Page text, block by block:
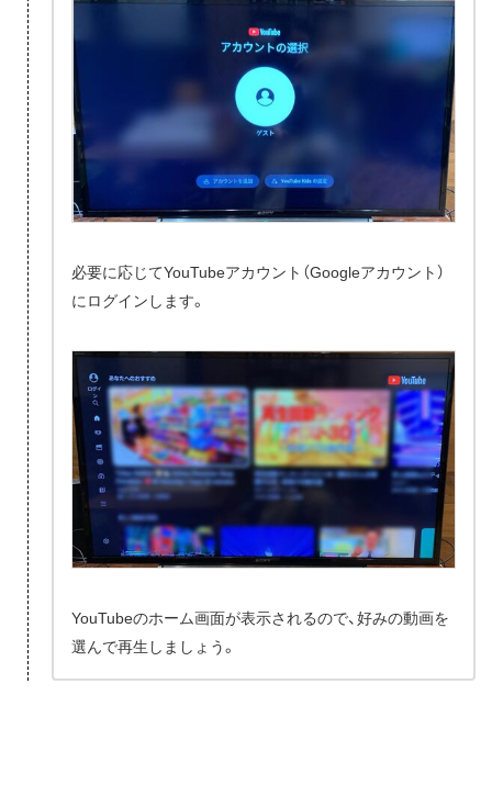
必要に応じてYouTubeアカウント（Googleアカウント）
にログインします。
YouTubeのホーム画面が表示されるので、好みの動画を
選んで再生しましょう。